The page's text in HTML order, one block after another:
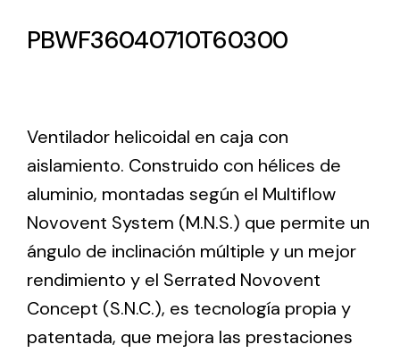
Ventilation
The incorporation of Novovent into the group
meant a greater offer of ventilation products for
different uses
PBWF36040710T60300
Ventilador helicoidal en caja con
aislamiento. Construido con hélices de
aluminio, montadas según el Multiflow
Novovent System (M.N.S.) que permite un
ángulo de inclinación múltiple y un mejor
rendimiento y el Serrated Novovent
Concept (S.N.C.), es tecnología propia y
patentada, que mejora las prestaciones